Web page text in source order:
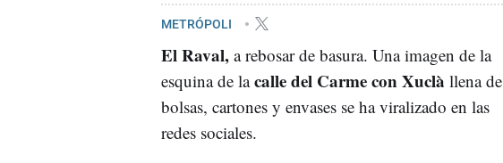
METRÓPOLI
El Raval, a rebosar de basura. Una imagen de la
esquina de lacalle del Carme con Xuclà llena de
bolsas, cartones y envases se ha viralizado en las
redes sociales.